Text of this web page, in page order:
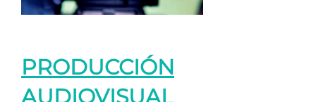
PRODUCCIÓN
AUDIOVISUAL